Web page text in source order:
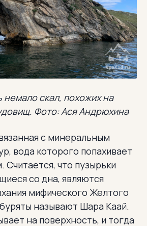
немало скал, похожих на
Фото: Ася Андрюхина
с минеральным
вода которого попахивает
что пузырьки
со дна, являются
мифического Желтого
называют Шара Каай.
на поверхность, и тогда